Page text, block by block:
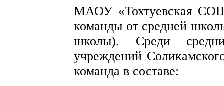
МАОУ «Тохтуевская
команды от средней
школы). Среди
учреждений
команда в составе: